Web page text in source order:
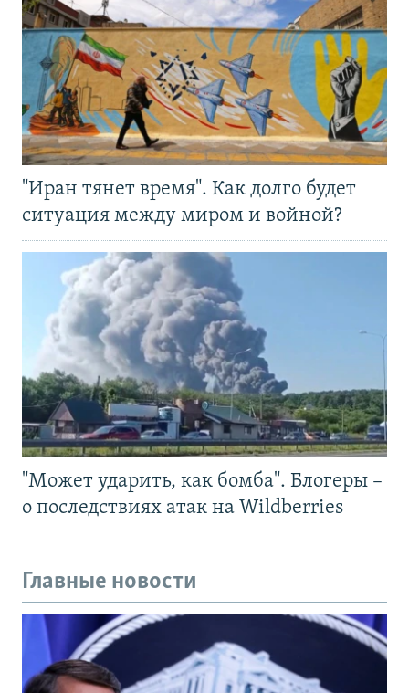
"Иран тянет время". Как долго будет
ситуация между миром и войной?
"Может ударить, как бомба". Блогеры –
о последствиях атак на Wildberries
Главные новости